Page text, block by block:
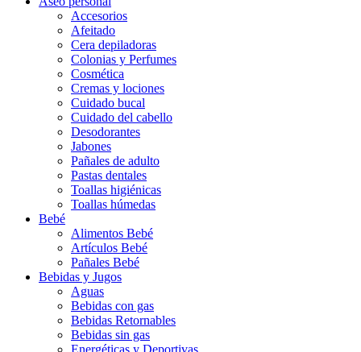
Accesorios
Afeitado
Cera depiladoras
Colonias y Perfumes
Cosmética
Cremas y lociones
Cuidado bucal
Cuidado del cabello
Desodorantes
Jabones
Pañales de adulto
Pastas dentales
Toallas higiénicas
Toallas húmedas
Bebé
Alimentos Bebé
Artículos Bebé
Pañales Bebé
Bebidas y Jugos
Aguas
Bebidas con gas
Bebidas Retornables
Bebidas sin gas
Energéticas y Deportivas